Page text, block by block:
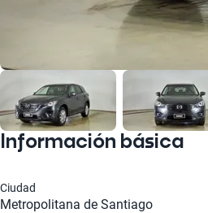
Información básica
Metropolitana de Santiago
Ciudad